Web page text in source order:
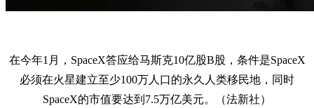
在今年1月，SpaceX答应给马斯克10亿股B股，条件是SpaceX
必须在火星建立至少100万人口的永久人类移民地，同时
SpaceX的市值要达到7.5万亿美元。（法新社）